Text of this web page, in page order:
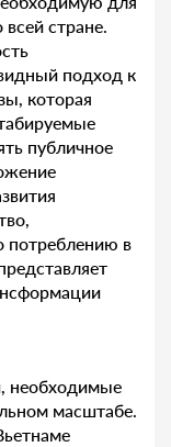
стране.
подход к
которая
публичное
потреблению в
необходимые
масштабе.